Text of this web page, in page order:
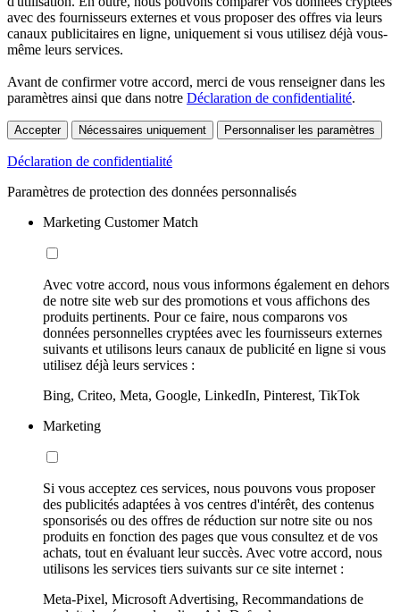
avec des fournisseurs externes et vous proposer des offres via leurs
canaux publicitaires en ligne, uniquement si vous utilisez déjà vous-
même leurs services.
Avant de confirmer votre accord, merci de vous renseigner dans les
paramètres ainsi que dans notre Déclaration de confidentialité.
Accepter Nécessaires uniquement Personnaliser les paramètres
Déclaration de confidentialité
Paramètres de protection des données personnalisés
Marketing Customer Match
Avec votre accord, nous vous informons également en dehors
de notre site web sur des promotions et vous affichons des
produits pertinents. Pour ce faire, nous comparons vos
données personnelles cryptées avec les fournisseurs externes
suivants et utilisons leurs canaux de publicité en ligne si vous
utilisez déjà leurs services :
Bing, Criteo, Meta, Google, LinkedIn, Pinterest, TikTok
Marketing
Si vous acceptez ces services, nous pouvons vous proposer
des publicités adaptées à vos centres d'intérêt, des contenus
sponsorisés ou des offres de réduction sur notre site ou nos
produits en fonction des pages que vous consultez et de vos
achats, tout en évaluant leur succès. Avec votre accord, nous
utilisons les services tiers suivants sur ce site internet :
Meta-Pixel, Microsoft Advertising, Recommandations de